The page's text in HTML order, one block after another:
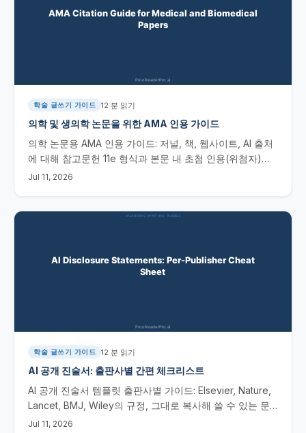
학술 글쓰기 가이드 12 분 읽기
의학 및 생의학 논문을 위한 AMA 인용 가이드
의학 논문용 AMA 인용 가이드: 저널, 책, 웹사이트, AI 출처
에 대해 참고문헌 11e 형식과 본문 내 초첨 인용(위첨자)을
정리하는 방법, 템플릿까지 제공합니다.
Jul 11, 2026
학술 글쓰기 가이드 12 분 읽기
AI 공개 진술서: 출판사별 간편 체크리스트
AI 공개 진술서 템플릿 출판사별 가이드: Elsevier, Nature,
Lancet, BMJ, Wiley의 규정, 그대로 복사해 쓸 수 있는 문
구, 그리고 2026년 출판사별 간편 체크리스트.
Jul 11, 2026